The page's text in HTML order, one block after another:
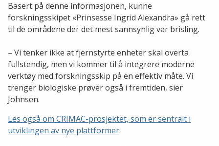
Basert på denne informasjonen, kunne
forskningsskipet «Prinsesse Ingrid Alexandra» gå rett
til de områdene der det mest sannsynlig var brisling.
– Vi tenker ikke at fjernstyrte enheter skal overta
fullstendig, men vi kommer til å integrere moderne
verktøy med forskningsskip på en effektiv måte. Vi
trenger biologiske prøver også i fremtiden, sier
Johnsen.
Les også om CRIMAC-prosjektet, som er sentralt i
utviklingen av nye plattformer.